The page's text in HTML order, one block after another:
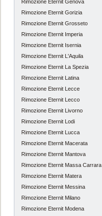
Rimozione Eternit Genova
Rimozione Eternit Gorizia
Rimozione Eternit Grosseto
Rimozione Eternit Imperia
Rimozione Eternit Isernia
Rimozione Eternit L'Aquila
Rimozione Eternit La Spezia
Rimozione Eternit Latina
Rimozione Eternit Lecce
Rimozione Eternit Lecco
Rimozione Eternit Livorno
Rimozione Eternit Lodi
Rimozione Eternit Lucca
Rimozione Eternit Macerata
Rimozione Eternit Mantova
Rimozione Eternit Massa Carrara
Rimozione Eternit Matera
Rimozione Eternit Messina
Rimozione Eternit Milano
Rimozione Eternit Modena